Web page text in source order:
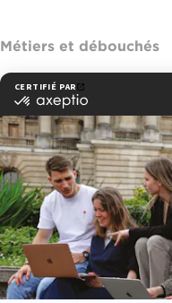
Métiers et débouchés
Profitez d'une formation qui
métiers en communication
opérationnel pour occuper par
Production Evénementielle,
d'Evénements Culturels, ...
Quelques exemples
Chef de projet
Responsable de
Directeur de production